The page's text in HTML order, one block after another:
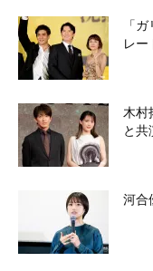
「
レー
木村
と
河合